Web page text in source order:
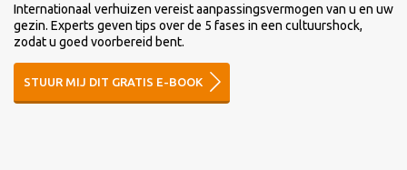
Internationaal verhuizen vereist aanpassingsvermogen van u en uw
gezin. Experts geven tips over de 5 fases in een cultuurshock,
zodat u goed voorbereid bent.
STUUR MIJ DIT GRATIS E-BOOK